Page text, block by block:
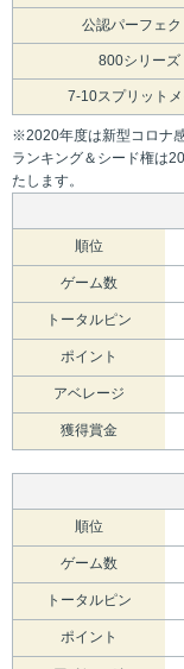
公認パーフェク
800シリーズ
7-10スプリット
※2020年度は新型コロナ
ランキング＆シード権は
たします。
順位
ゲーム数
トータルピン
ポイント
アベレージ
獲得賞金
順位
ゲーム数
トータルピン
ポイント